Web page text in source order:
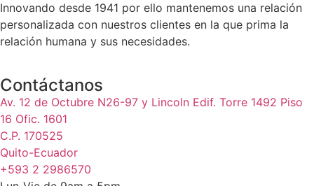
Innovando desde 1941 por ello mantenemos una relación
personalizada con nuestros clientes en la que prima la
relación humana y sus necesidades.
Contáctanos
Av. 12 de Octubre N26-97 y Lincoln Edif. Torre 1492 Piso
16 Ofic. 1601
C.P. 170525
Quito-Ecuador
+593 2 2986570